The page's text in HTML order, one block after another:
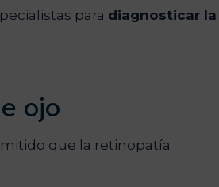
para diagnosticar la
ojo
que la retinopatía